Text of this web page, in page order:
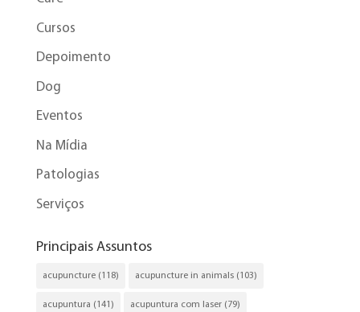
Cursos
Depoimento
Dog
Eventos
Na Mídia
Patologias
Serviços
Principais Assuntos
acupuncture(118) acupuncture in animals(103)
acupuntura (141) acupuntura com laser(79)